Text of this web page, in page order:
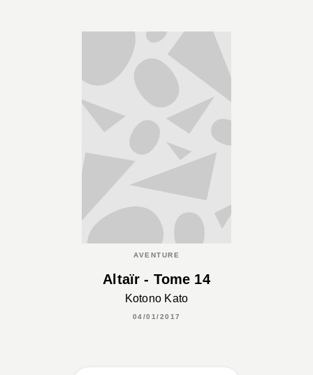
AVENTURE
Altaïr - Tome 14
Kotono Kato
04/01/2017